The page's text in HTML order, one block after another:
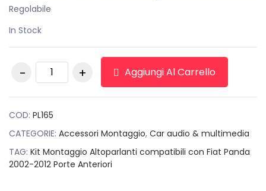
Regolabile
In Stock
Kit Montaggio
Altoparlanti
Porte Anteriori
Aggiungi Al Carrello
COD: PL165
CATEGORIE: Accessori Montaggio, Car audio & multimedia
TAG: Kit Montaggio Altoparlanti compatibili con Fiat Panda
2002-2012 Porte Anteriori